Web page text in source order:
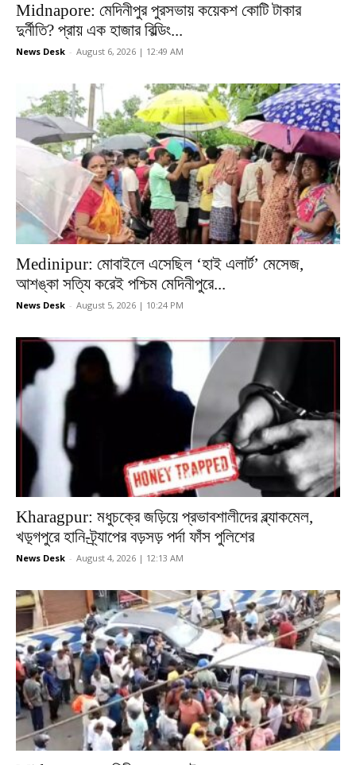
Midnapore: মেদিনীপুর পুরসভায় কয়েকশ কোটি টাকার
দুর্নীতি? প্রায় এক হাজার বিল্ডিং...
News Desk - August 6, 2026 | 12:49 AM
Medinipur: মোবাইলে এসেছিল ‘হাই এলার্ট’ মেসেজ,
আশঙ্কা সত্যি করেই পশ্চিম মেদিনীপুরে...
News Desk - August 5, 2026 | 10:24 PM
Kharagpur: মধুচক্রে জড়িয়ে প্রভাবশালীদের ব্ল্যাকমেল,
খড়্গপুরে হানি-ট্র্যাপের বড়সড় পর্দা ফাঁস পুলিশের
News Desk - August 4, 2026 | 12:13 AM